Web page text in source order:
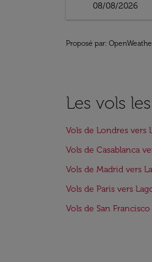
08/08/2026
Proposé par:
Les vols
Vols de Londres vers
Vols de Casablanca
Vols de Madrid vers
Vols de Paris vers
Vols de San